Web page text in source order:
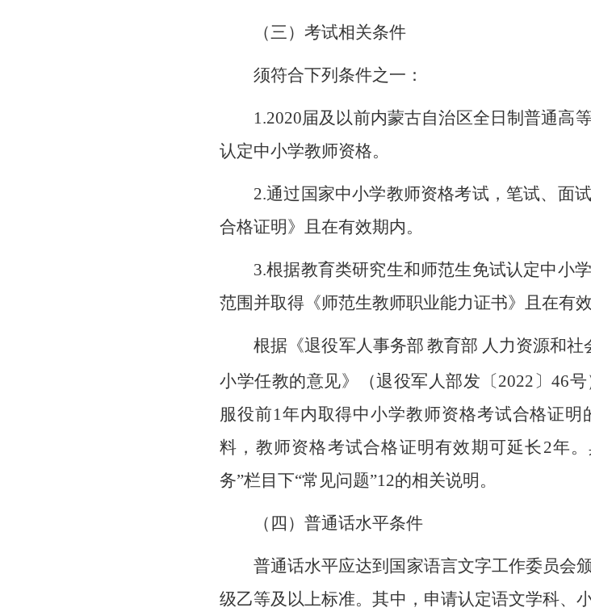
（三）考试相关条件
须符合下列条件之一：
1.2020届及以前内蒙古自治区全日制普通高
认定中小学教师资格。
2.通过国家中小学教师资格考试，笔试、面
合格证明》且在有效期内。
3.根据教育类研究生和师范生免试认定中小
范围并取得《师范生教师职业能力证书》且在有效
根据《退役军人事务部 教育部 人力资源和社
小学任教的意见》（退役军人部发〔2022〕46
服役前1年内取得中小学教师资格考试合格证
料，教师资格考试合格证明有效期可延长2年
务”栏目下“常见问题”12的相关说明。
（四）普通话水平条件
普通话水平应达到国家语言文字工作委员会
级乙等及以上标准。其中，申请认定语文学科、